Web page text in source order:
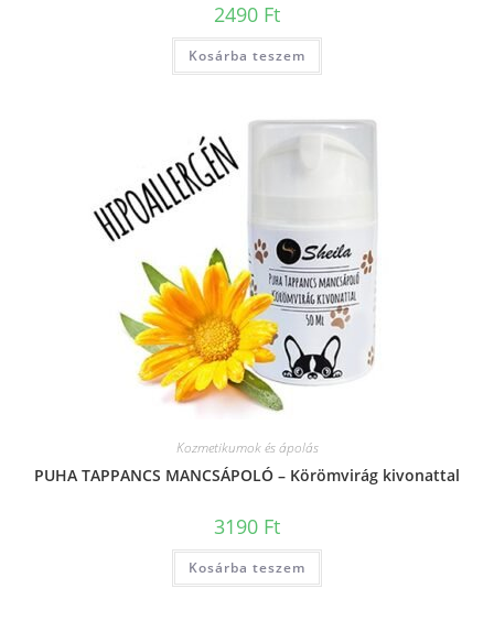
2490 Ft
Kosárba teszem
Kozmetikumok és ápolás
PUHA TAPPANCS MANCSÁPOLÓ – Körömvirág kivonattal
3190 Ft
Kosárba teszem